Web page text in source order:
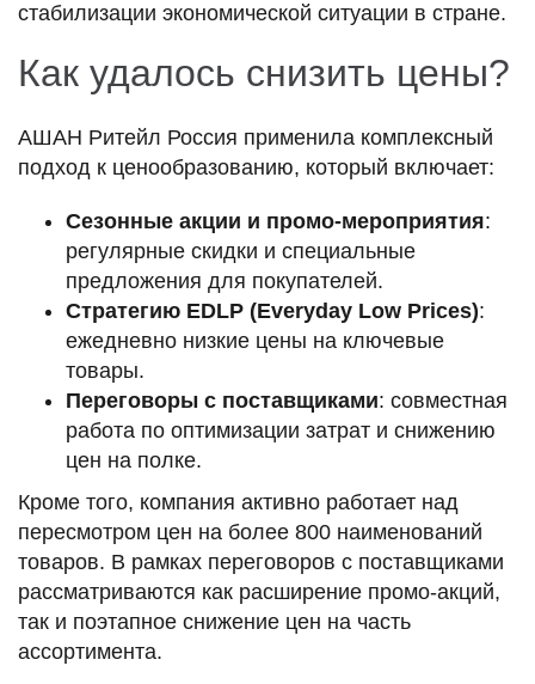
стабилизации экономической ситуации в стране.
Как удалось снизить цены?
АШАН Ритейл Россия применила комплексный
подход к ценообразованию, который включает:
Сезонные акции и промо-мероприятия:
регулярные скидки и специальные
предложения для покупателей.
Стратегию EDLP (Everyday Low Prices):
ежедневно низкие цены на ключевые
товары.
Переговоры с поставщиками: совместная
работа по оптимизации затрат и снижению
цен на полке.
Кроме того, компания активно работает над
пересмотром цен на более 800 наименований
товаров. В рамках переговоров с поставщиками
рассматриваются как расширение промо-акций,
так и поэтапное снижение цен на часть
ассортимента.